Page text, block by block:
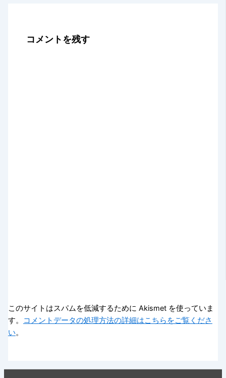
コメントを残す
このサイトはスパムを低減するために Akismet を使っていま
す。
コメントデータの処理方法の詳細はこちらをご覧くださ
い。